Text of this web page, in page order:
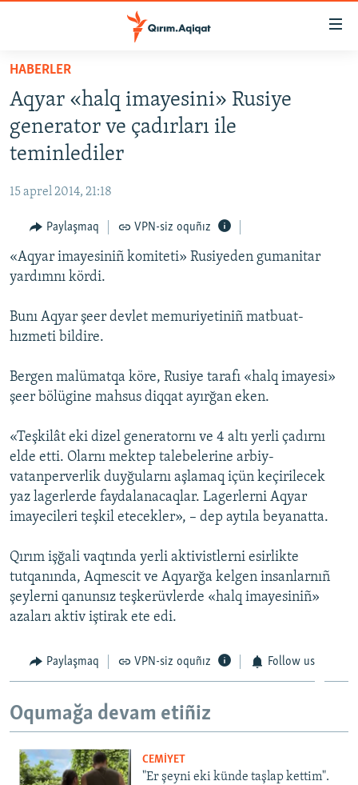
Esas
qaytmaq
Baş
navigatsiyağa
qaytmaq
Qıdıruvğa
qaytmaq
SİYASET
İQTİSADİYAT
MEDENİYET
İNSAN AQLARI
VİDEO
BLOGLAR
FİKİR
Русский
QOŞULIÑIZ!
HABERLER
Aqyar «halq imayesini» Rusiye
generator ve çadırları ile
teminlediler
15 aprel 2014, 21:18
Paylaşmaq VPN-siz oquñız
«Aqyar imayesiniñ komiteti» Rusiyeden gumanitar
yardımnı kördi.
Bunı Aqyar şeer devlet memuriyetiniñ matbuat-
hızmeti bildire.
Bergen malümatqa köre, Rusiye tarafı «halq imayesi»
şeer bölügine mahsus diqqat ayırğan eken.
«Teşkilât eki dizel generatornı ve 4 altı yerli çadırnı
elde etti. Olarnı mektep talebelerine arbiy-
vatanperverlik duyğularnı aşlamaq içün keçirilecek
yaz lagerlerde faydalanacaqlar. Lagerlerni Aqyar
imayecileri teşkil etecekler», – dep aytıla beyanatta.
Qırım işğali vaqtında yerli aktivistlerni esirlikte
tutqanında, Aqmescit ve Aqyarğa kelgen insanlarnıñ
şeylerni qanunsız teşkerüvlerde «halq imayesiniñ»
azaları aktiv iştirak ete edi.
Paylaşmaq VPN-siz oquñız Follow us
Oqumağa devam etiñiz
CEMİYET
"Er şeyni eki künde taşlap kettim".